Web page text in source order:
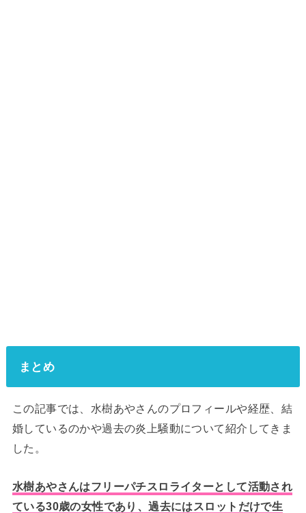
まとめ
この記事では、水樹あやさんのプロフィールや経歴、結
婚しているのかや過去の炎上騒動について紹介してきま
した。
水樹あやさんはフリーパチスロライターとして活動され
ている30歳の女性であり、過去にはスロットだけで生